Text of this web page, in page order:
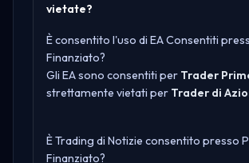
vietate?
È consentito l'uso di EA Consentiti
Finanziato?
Gli EA sono consentiti per Trader
strettamente vietati per Trader di
È Trading di Notizie consentito presso
Finanziato?